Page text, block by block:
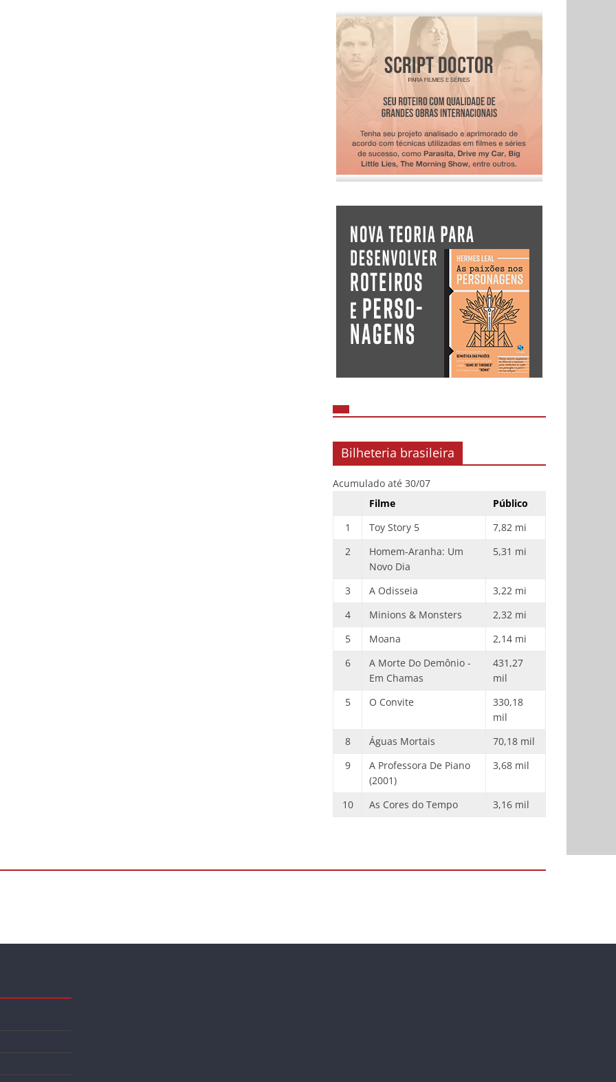
Bilheteria brasileira
Acumulado até 30/07
Filme
Público
1
Toy Story 5
7,82 mi
2
Homem-Aranha: Um
Novo Dia
5,31 mi
3 A Odisseia
3,22 mi
4
Minions & Monsters
2,32 mi
5
Moana
2,14 mi
6
A Morte Do Demônio -
Em Chamas
431,27
mil
5
O Convite
330,18
mil
8
Águas Mortais
70,18 mil
9
A Professora De Piano
(2001)
3,68 mil
10 As Cores do Tempo 3,16 mil